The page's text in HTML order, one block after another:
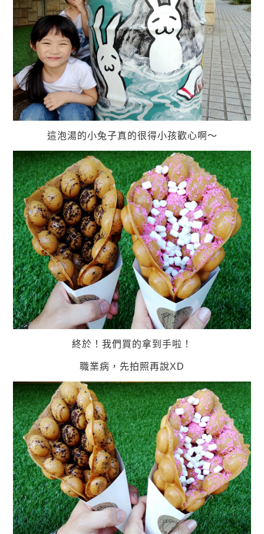
這泡湯的小兔子真的很得小孩歡心啊～
終於！我們買的拿到手啦！
職業病，先拍照再說XD